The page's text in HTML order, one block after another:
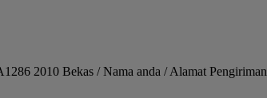
2010 Bekas / Nama anda / Alamat Pengiriman